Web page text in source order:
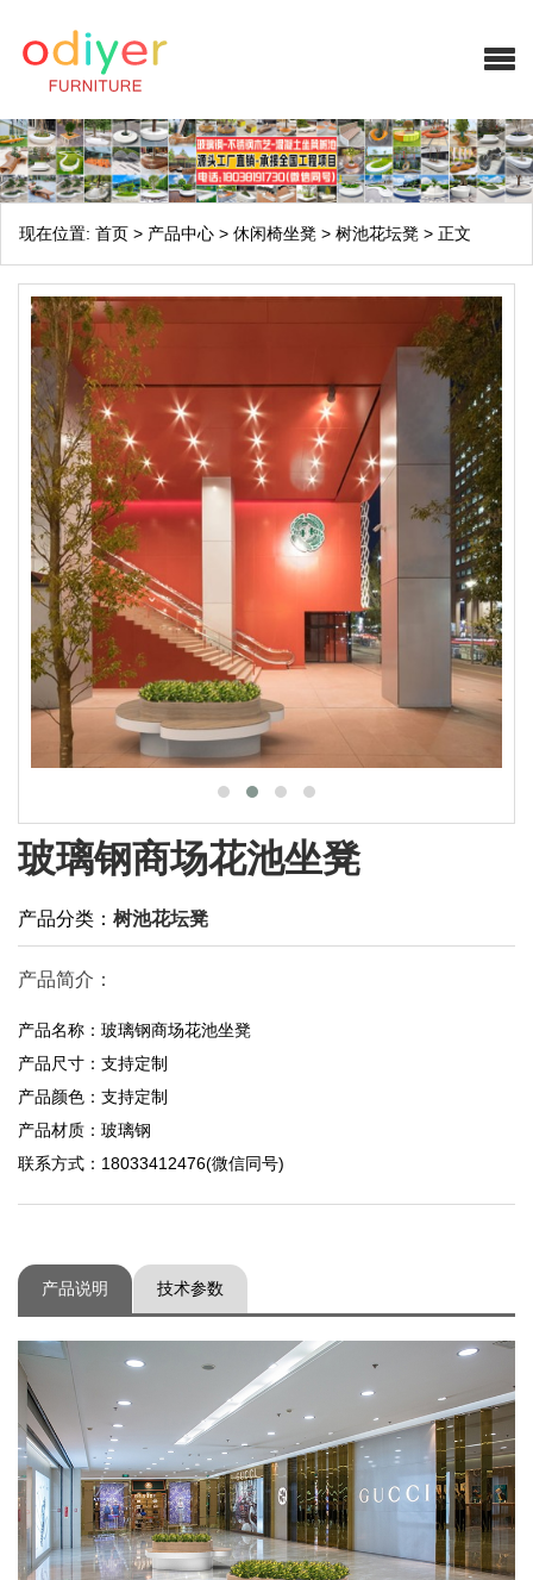
现在位置: 首页 > 产品中心 > 休闲椅坐凳 > 树池花坛凳 > 正文
玻璃钢商场花池坐凳
产品分类： 树池花坛凳
产品简介：
产品名称：玻璃钢商场花池坐凳
产品尺寸：支持定制
产品颜色：支持定制
产品材质：玻璃钢
联系方式：18033412476(微信同号)
产品说明 技术参数